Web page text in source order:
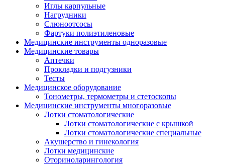
Иглы карпульные
Нагрудники
Слюноотсосы
Фартуки полиэтиленовые
Медицинские инструменты одноразовые
Медицинские товары
Аптечки
Прокладки и подгузники
Тесты
Медицинское оборудование
Тонометры, термометры и стетоскопы
Медицинские инструменты многоразовые
Лотки стоматологические
Лотки стоматологические с крышкой
Лотки стоматологические специальные
Акушерство и гинекология
Лотки медицинские
Оториноларингология